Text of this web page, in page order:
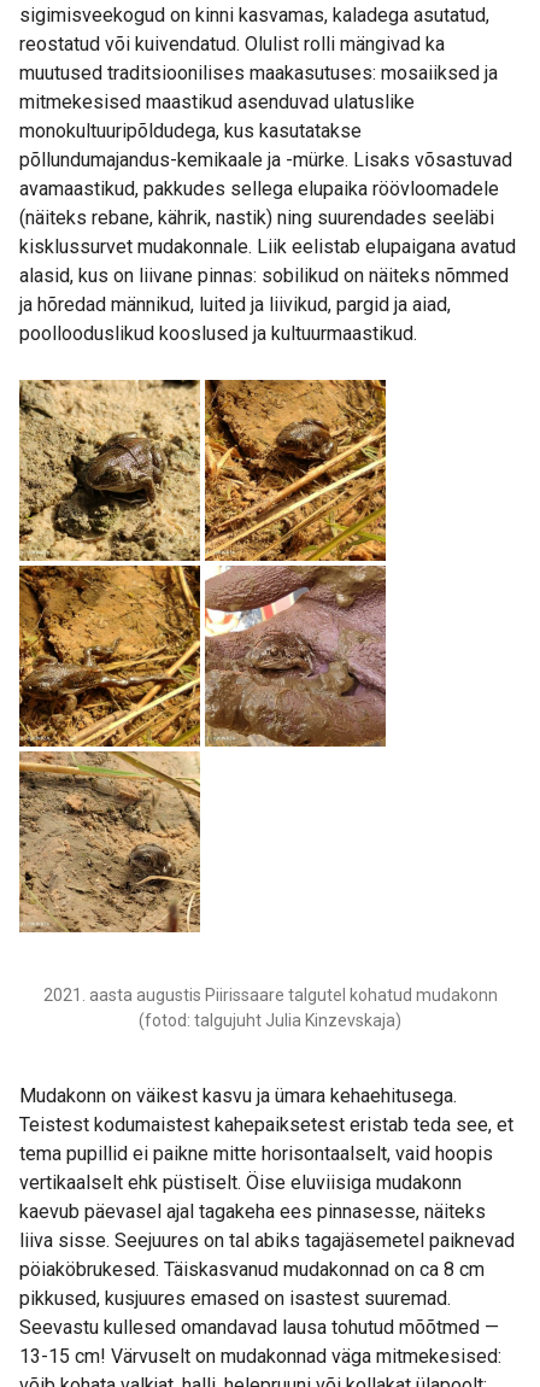
sigimisveekogud on kinni kasvamas, kaladega asutatud,
reostatud või kuivendatud. Olulist rolli mängivad ka
muutused traditsioonilises maakasutuses: mosaiiksed ja
mitmekesised maastikud asenduvad ulatuslike
monokultuuripõldudega, kus kasutatakse
põllundumajandus-kemikaale ja -mürke. Lisaks võsastuvad
avamaastikud, pakkudes sellega elupaika röövloomadele
(näiteks rebane, kährik, nastik) ning suurendades seeläbi
kisklussurvet mudakonnale. Liik eelistab elupaigana avatud
alasid, kus on liivane pinnas: sobilikud on näiteks nõmmed
ja hõredad männikud, luited ja liivikud, pargid ja aiad,
poollooduslikud kooslused ja kultuurmaastikud.
2021. aasta augustis Piirissaare talgutel kohatud mudakonn
(fotod: talgujuht Julia Kinzevskaja)
Mudakonn on väikest kasvu ja ümara kehaehitusega.
Teistest kodumaistest kahepaiksetest eristab teda see, et
tema pupillid ei paikne mitte horisontaalselt, vaid hoopis
vertikaalselt ehk püstiselt. Öise eluviisiga mudakonn
kaevub päevasel ajal tagakeha ees pinnasesse, näiteks
liiva sisse. Seejuures on tal abiks tagajäsemetel paiknevad
pöiaköbrukesed. Täiskasvanud mudakonnad on ca 8 cm
pikkused, kusjuures emased on isastest suuremad.
Seevastu kullesed omandavad lausa tohutud mõõtmed —
13-15 cm! Värvuselt on mudakonnad väga mitmekesised: